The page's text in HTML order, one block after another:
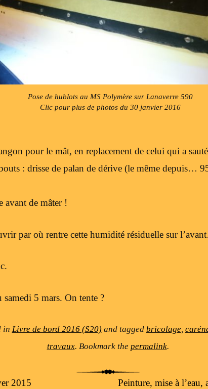
Pose de hublots au MS Polymère sur Lanaverre 590
Clic pour plus de photos du 30 janvier 2016
pour le mât, en replacement de celui qui a
: drisse de palan de dérive (le même depuis…
avant de mâter !
par où rentre cette humidité résiduelle sur
samedi 5 mars. On tente ?
in Livre de bord 2016 (S20)and tagged bricolage,
travaux. Bookmark the permalink.
2015
Peinture, mise à